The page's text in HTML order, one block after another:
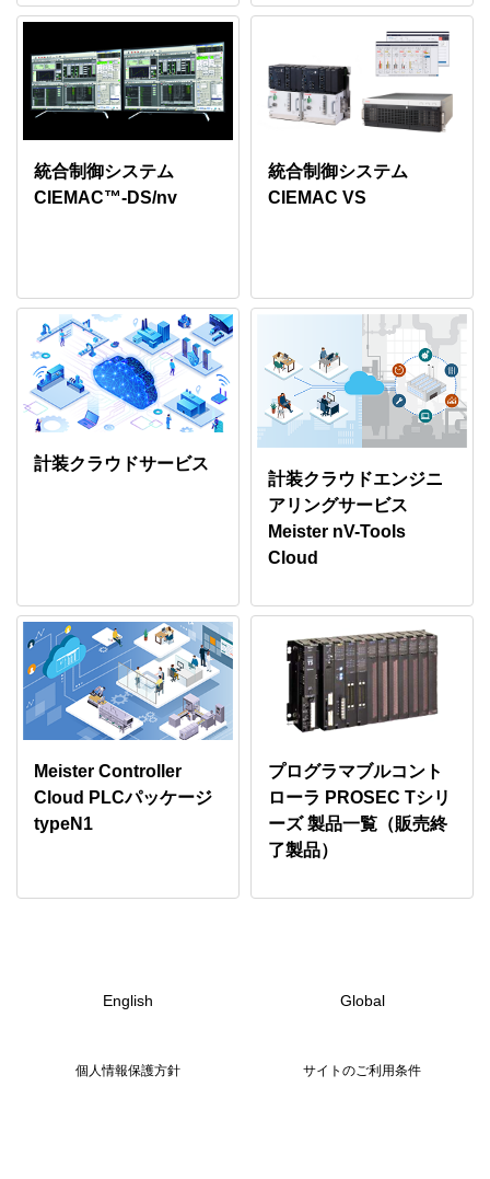
統合制御システム
CIEMAC™-DS/nv
統合制御システム
CIEMAC VS
計装クラウドサービス
計装クラウドエンジニ
アリングサービス
Meister nV-Tools
Cloud
Meister Controller
Cloud PLCパッケージ
typeN1
プログラマブルコント
ローラ PROSEC Tシリ
ーズ 製品一覧（販売終
了製品）
English Global
個人情報保護方針 サイトのご利用条件